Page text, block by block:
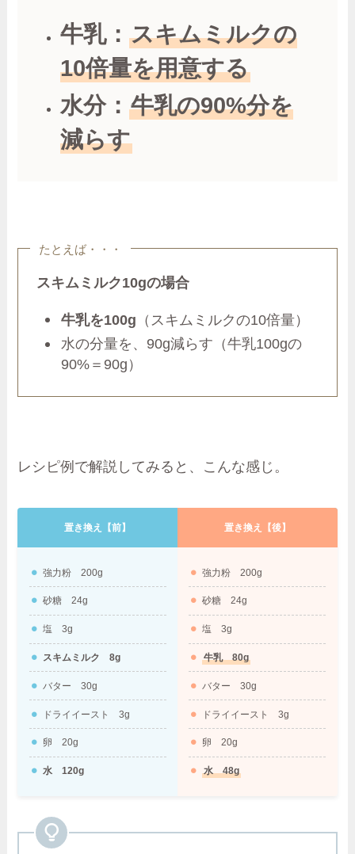
牛乳：スキムミルクの
10倍量を用意する
水分：牛乳の90%分を
減らす
たとえば・・・
スキムミルク10gの場合
牛乳を100g （スキムミルクの10倍量）
水の分量を、90g減らす（牛乳100gの
90%＝90g）
レシピ例で解説してみると、こんな感じ。
置き換え【前】 置き換え【後】
強力粉 200g
砂糖 24g
塩 3g
スキムミルク 8g
バター 30g
ドライイースト 3g
卵 20g
水 120g
強力粉 200g
砂糖 24g
塩 3g
牛乳 80g
バター 30g
ドライイースト 3g
卵 20g
水 48g